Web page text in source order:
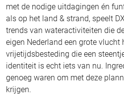
met de nodige uitdagingen én
als op het land & strand, speelt
trends van wateractiviteiten die
eigen Nederland een grote vlucht
vrijetijdsbesteding die een
identiteit is echt iets van nu.
genoeg waren om met deze
krijgen.